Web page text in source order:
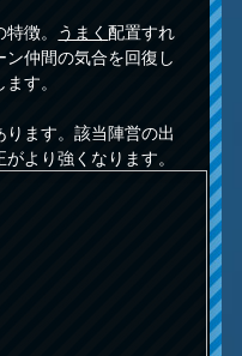
徴。 うまく配置すれ
仲間の気合を回復し
す。
ます。該当陣営の出
より強くなります。